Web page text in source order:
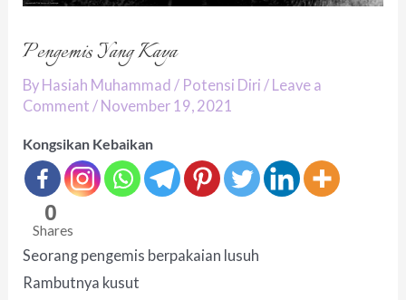
Pengemis Yang Kaya
By Hasiah Muhammad / Potensi Diri / Leave a
Comment / November 19, 2021
Kongsikan Kebaikan
0
Shares
Seorang pengemis berpakaian lusuh
Rambutnya kusut